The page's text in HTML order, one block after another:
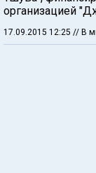
организацией
17.09.2015 12:25 // В